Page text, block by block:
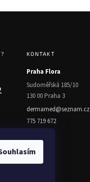
KONTAKT
Praha Flora
Sudoměřská 185/10
130 00 Praha 3
dermamed@seznam.cz
775 719 672